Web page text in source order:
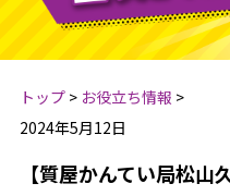
トップ> お役立ち情報 >
2024年5月12日
【質屋かんてい局松